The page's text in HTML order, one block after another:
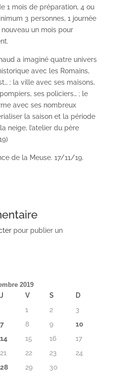
1 mois de préparation, 4 ou
3 personnes, 1 journée
un mois pour
a imaginé quatre univers
avec les Romains,
; la ville avec ses maisons,
ses policiers… ; le
avec ses nombreux
la saison et la période
neige, l’atelier du père
de la Meuse. 17/11/19.
pour publier un
2019
J V S
D
1
2
3
7 8 9
10
14 15 16
17
21 22 23
24
28 29
30